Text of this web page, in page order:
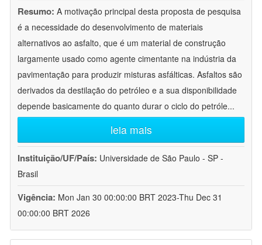
Resumo: A motivação principal desta proposta de pesquisa
é a necessidade do desenvolvimento de materiais
alternativos ao asfalto, que é um material de construção
largamente usado como agente cimentante na indústria da
pavimentação para produzir misturas asfálticas. Asfaltos são
derivados da destilação do petróleo e a sua disponibilidade
depende basicamente do quanto durar o ciclo do petróle...
leia mais
Instituição/UF/País: Universidade de São Paulo - SP -
Brasil
Vigência: Mon Jan 30 00:00:00 BRT 2023-Thu Dec 31
00:00:00 BRT 2026